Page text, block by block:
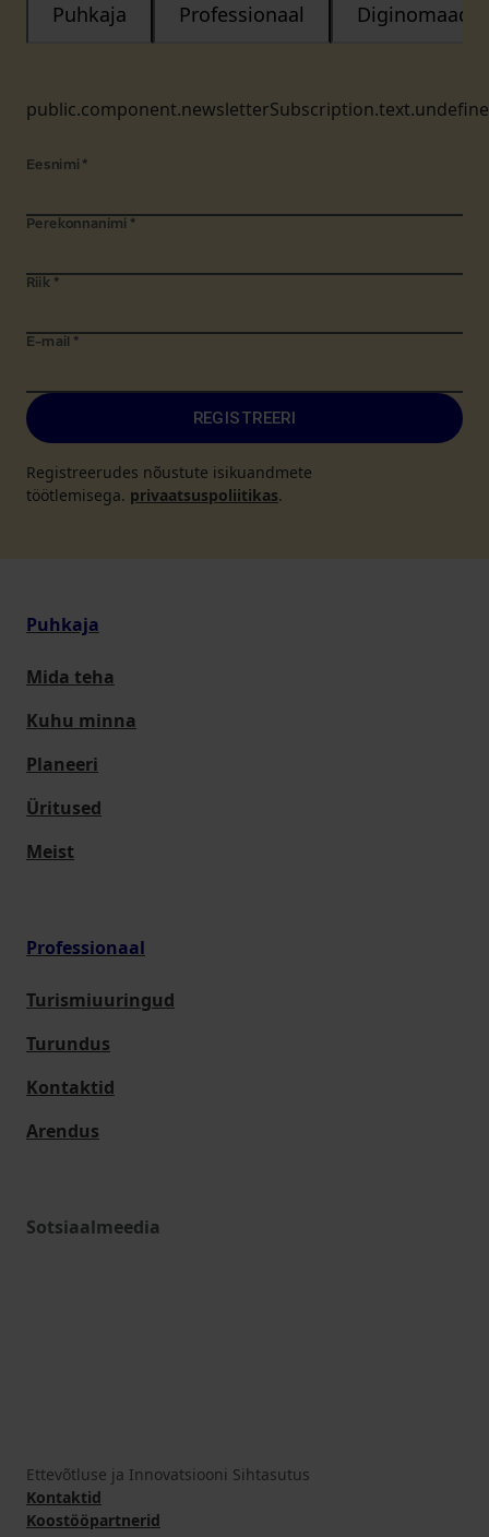
Puhkaja Professionaal Diginomaad
Eesnimi *
Perekonnanimi *
Riik *
E-mail *
REGISTREERI
Registreerudes nõustute isikuandmete
töötlemisega. privaatsuspoliitikas.
Puhkaja
Mida teha
Kuhu minna
Planeeri
Üritused
Meist
Professionaal
Turismiuuringud
Turundus
Kontaktid
Arendus
Sotsiaalmeedia
Ettevõtluse ja Innovatsiooni Sihtasutus
Kontaktid
Koostööpartnerid